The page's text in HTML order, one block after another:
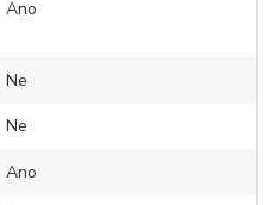
Ano
Ne
Ne
Ano